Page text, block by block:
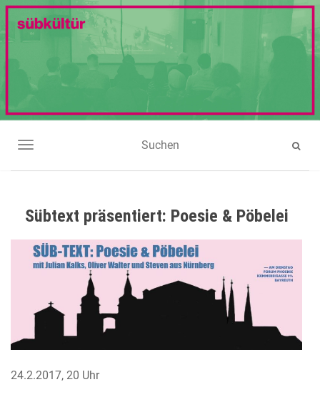
NAVIGATION UMSCHALTEN
Sübtext präsentiert: Poesie & Pöbelei
24.2.2017, 20 Uhr